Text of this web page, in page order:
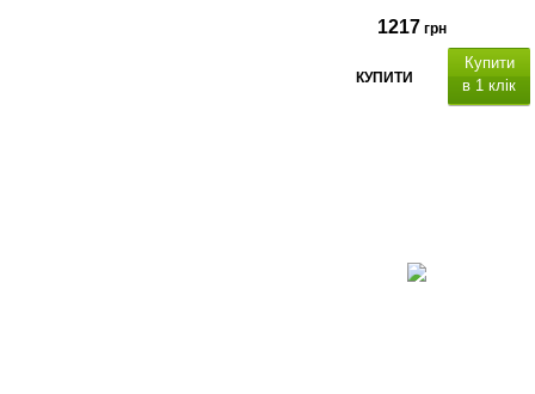
1217 грн
КУПИТИ
Купити
в 1 клік